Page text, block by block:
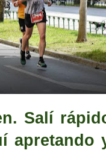
Salí
apretando